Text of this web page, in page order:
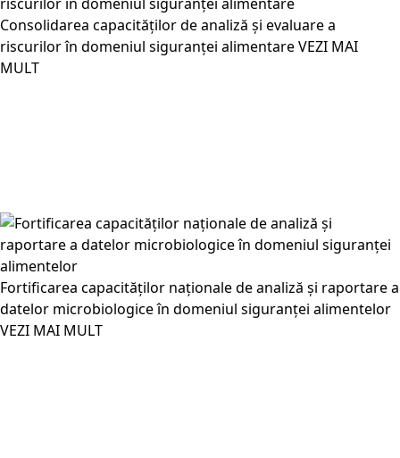
Consolidarea capacităților de analiză și evaluare a
riscurilor în domeniul siguranței alimentareVEZI MAI
MULT
Fortificarea capacităților naționale de analiză și raportare a
datelor microbiologice în domeniul siguranței alimentelor
VEZI MAI MULT